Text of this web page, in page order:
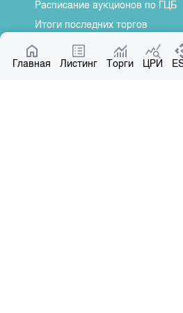
Главная Листинг Торги ЦРИ
Расписание аукционов по ГЦБ
Итоги последних торгов
Котировки по ЦБ
Центр раскрытия информации